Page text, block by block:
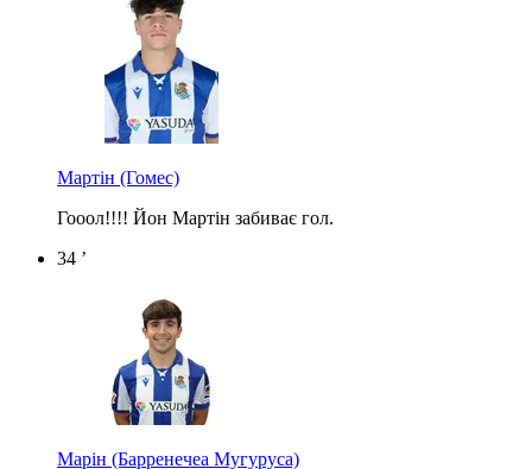
Мартін (Гомес)
Гооол!!!! Йон Мартін забиває гол.
34 ’
Марін (Барренечеа Мугуруса)